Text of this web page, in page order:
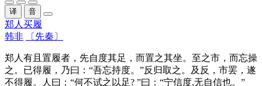
译 音
郑人买履
韩非
〔先秦〕
郑人有且 置履者 ， 先自 度其足， 而置之其坐。 至之市 ， 而忘操
之 。 已得履 ， 乃曰 ：“吾忘持度。”反 归取之 。 及 反 ， 市罢 ， 遂
不得履。人 曰 ：“何不试之 以 足? ”曰 ：“宁信度,无自信也。”